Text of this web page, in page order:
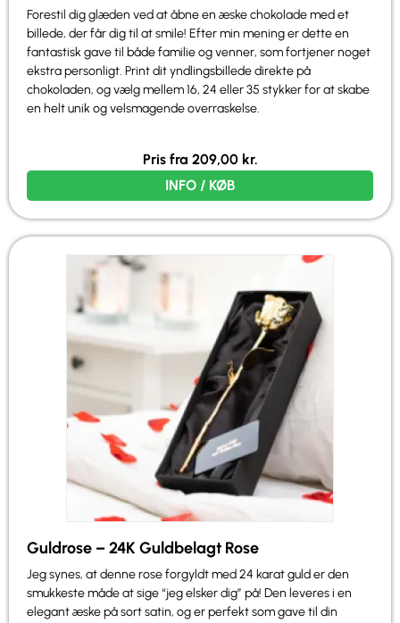
Forestil dig glæden ved at åbne en æske chokolade med et
billede, der får dig til at smile! Efter min mening er dette en
fantastisk gave til både familie og venner, som fortjener noget
ekstra personligt. Print dit yndlingsbillede direkte på
chokoladen, og vælg mellem 16, 24 eller 35 stykker for at skabe
en helt unik og velsmagende overraskelse.
Pris fra 209,00 kr.
INFO / KØB
Guldrose – 24K Guldbelagt Rose
Jeg synes, at denne rose forgyldt med 24 karat guld er den
smukkeste måde at sige “jeg elsker dig” på! Den leveres i en
elegant æske på sort satin, og er perfekt som gave til din